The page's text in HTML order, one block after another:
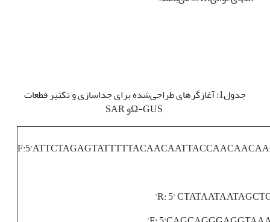
جدول1: آغازگرهای طراحی‌شده برای جداسازی و تکثیر قطعات